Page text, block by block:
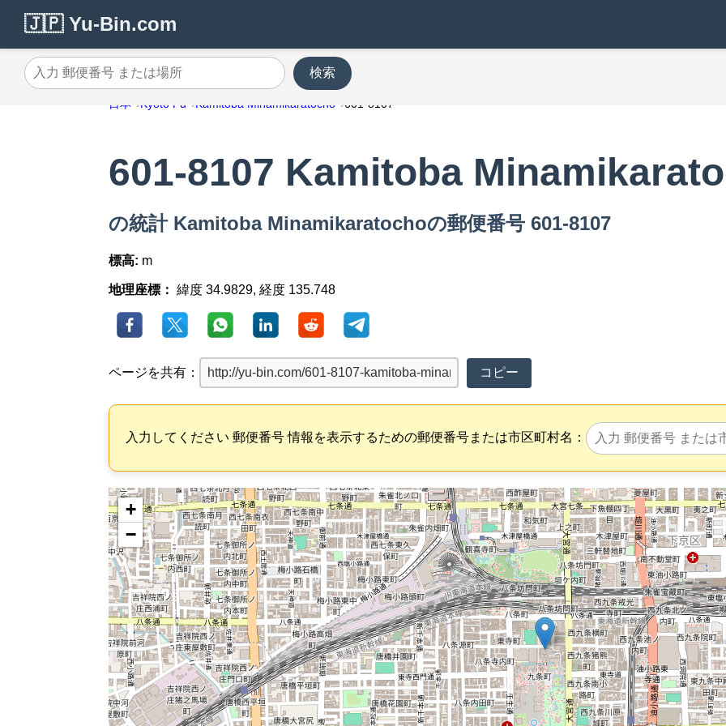
🇯🇵 Yu-Bin.com
入力 郵便番号 または場所
検索
日本 Kyoto Fu Kamitoba Minamikaratocho 601-8107
601-8107 Kamitoba
の統計 Kamitoba Minamikaratochoの郵便番号 601-8107
標高: m
地理座標： 緯度 34.9829, 経度 135.748
ページを共有： コピー
入力してください 郵便番号 情報を表示するための郵便番号または市区町村名：
+
−